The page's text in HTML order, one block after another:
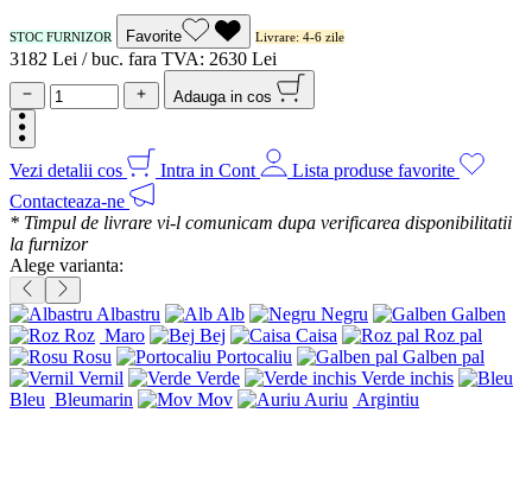
STOC FURNIZOR Favorite Livrare: 4-6 zile
3182 Lei / buc. fara TVA: 2630 Lei
Adauga in cos
Vezi detalii cos Intra in Cont
Lista produse favorite
Contacteaza-ne
* Timpul de livrare vi-l comunicam dupa verificarea disponibilitatii
la furnizor
Alege varianta:
Albastru Alb Negru
Galben
Roz Maro Bej Caisa
Roz pal
Rosu
Portocaliu
Galben pal
Vernil
Verde
Verde inchis
Bleu Bleumarin Mov Auriu Argintiu